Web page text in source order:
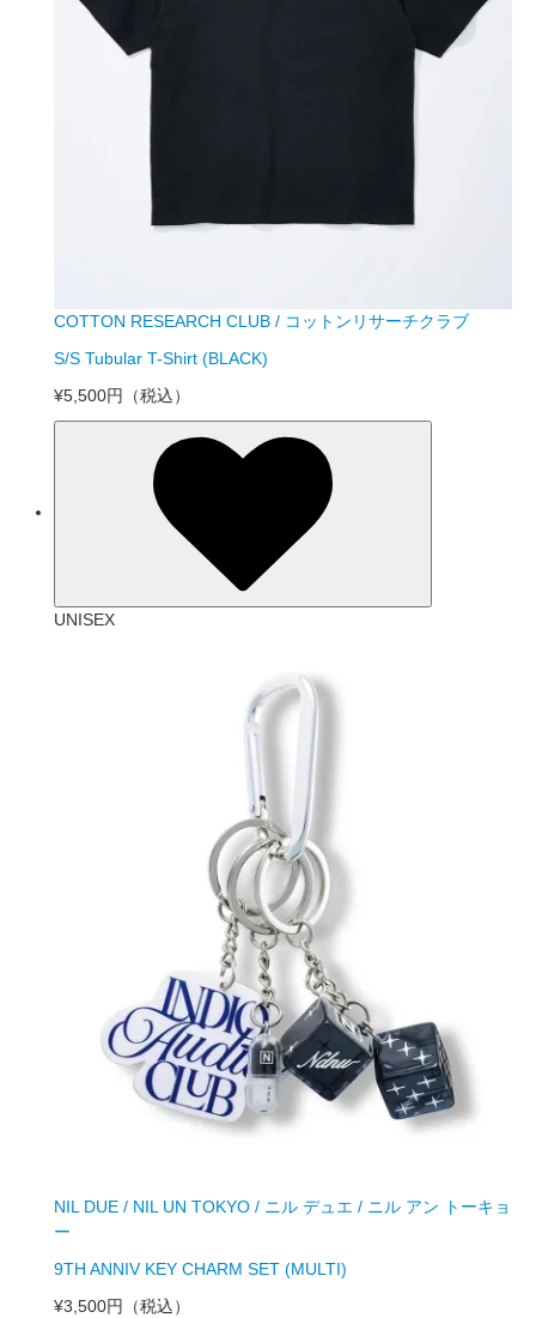
COTTON RESEARCH CLUB / コットンリサーチクラブ
S/S Tubular T-Shirt (BLACK)
¥5,500円
（税込）
UNISEX
NIL DUE / NIL UN TOKYO / ニル デュエ / ニル アン トーキョ
ー
9TH ANNIV KEY CHARM SET (MULTI)
¥3,500円
（税込）